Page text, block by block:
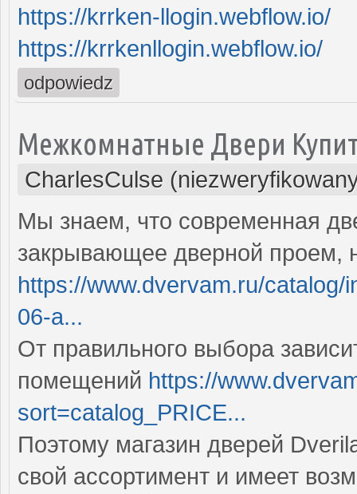
https://krrken-llogin.webflow.io/
https://krrkenllogin.webflow.io/
odpowiedz
Межкомнатные Двери
CharlesCulse
Мы знаем, что современная
закрывающее дверной проем,
https://www.dvervam.ru/
06-a...
От правильного выбора
помещений https://
sort=catalog_PRICE...
Поэтому магазин дверей
свой ассортимент и имеет